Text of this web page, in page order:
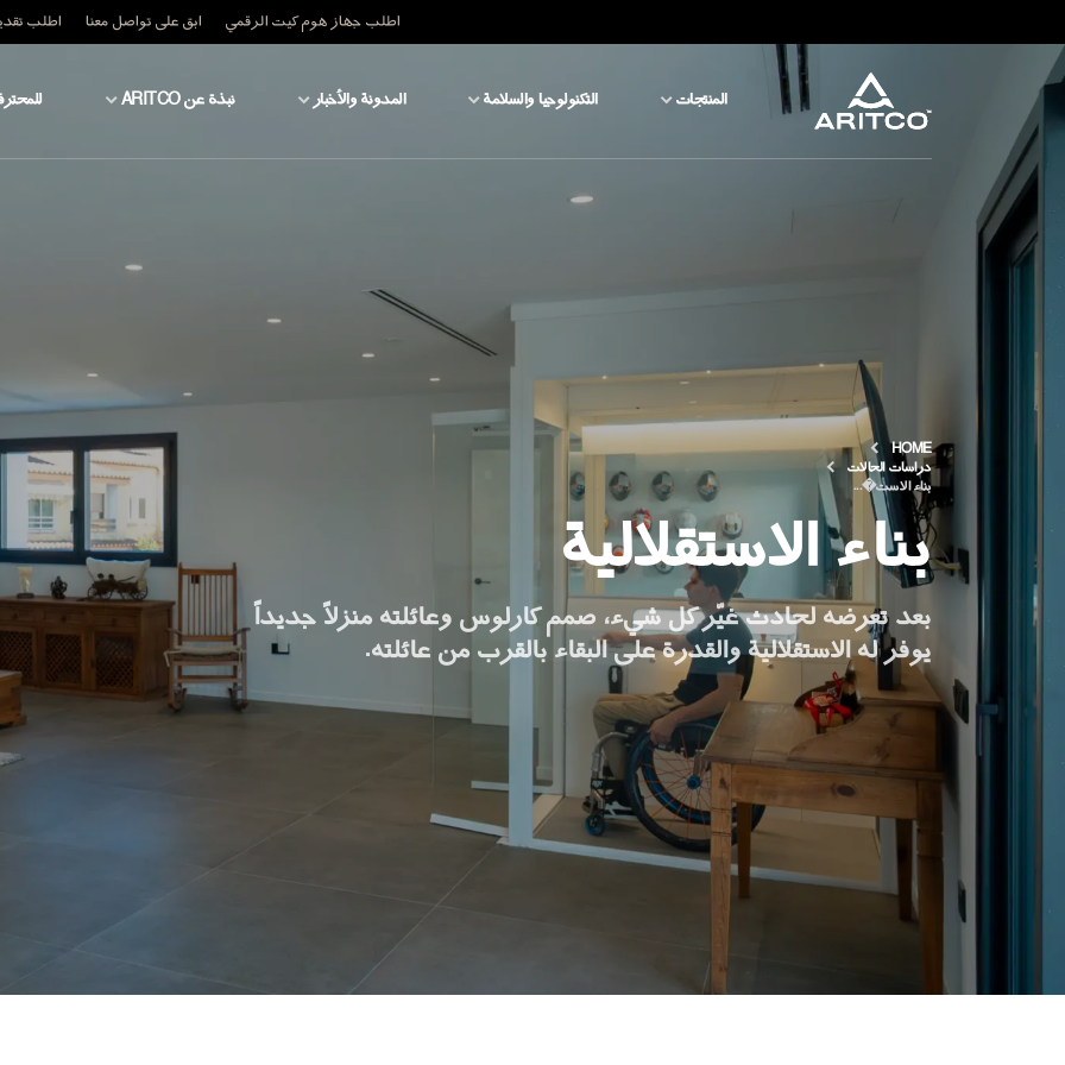
اطلب جهاز هوم كيت الرقمي ابق على تواصل معنا اطلب
المنتجات التكنولوجيا والسلامة المدونة والأخبار نبذة عن ARITCO
التكنولوجيا والسلامة
للمحترفين
اطلب جهاز هوم كيت الرقمي
ابق على تواصل معنا
اطلب تقدير السعر
اشترك في نشرة الأخبار
FAQ
ابق على تواصل معنا
HOME
دراسات الحالات
بناء الاست�...
بناء الاستقلالية
بعد تعرضه لحادث غيّر كل شيء، صمم كارلوس وعائلته منزلاً جديداً
يوفر له الاستقلالية والقدرة على البقاء بالقرب من عائلته.